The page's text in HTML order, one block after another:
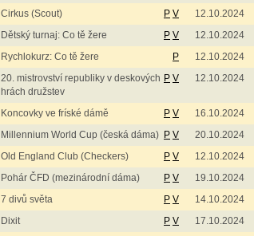
Cirkus (Scout) P V 12.10.2024
Dětský turnaj: Co tě žere P V 12.10.2024
Rychlokurz: Co tě žere P 12.10.2024
20. mistrovství republiky v deskových
hrách družstev
P V 12.10.2024
Koncovky ve fríské dámě P V 16.10.2024
Millennium World Cup (česká dáma) P V 20.10.2024
Old England Club (Checkers) P V 12.10.2024
Pohár ČFD (mezinárodní dáma) P V 19.10.2024
7 divů světa P V 14.10.2024
Dixit P V 17.10.2024